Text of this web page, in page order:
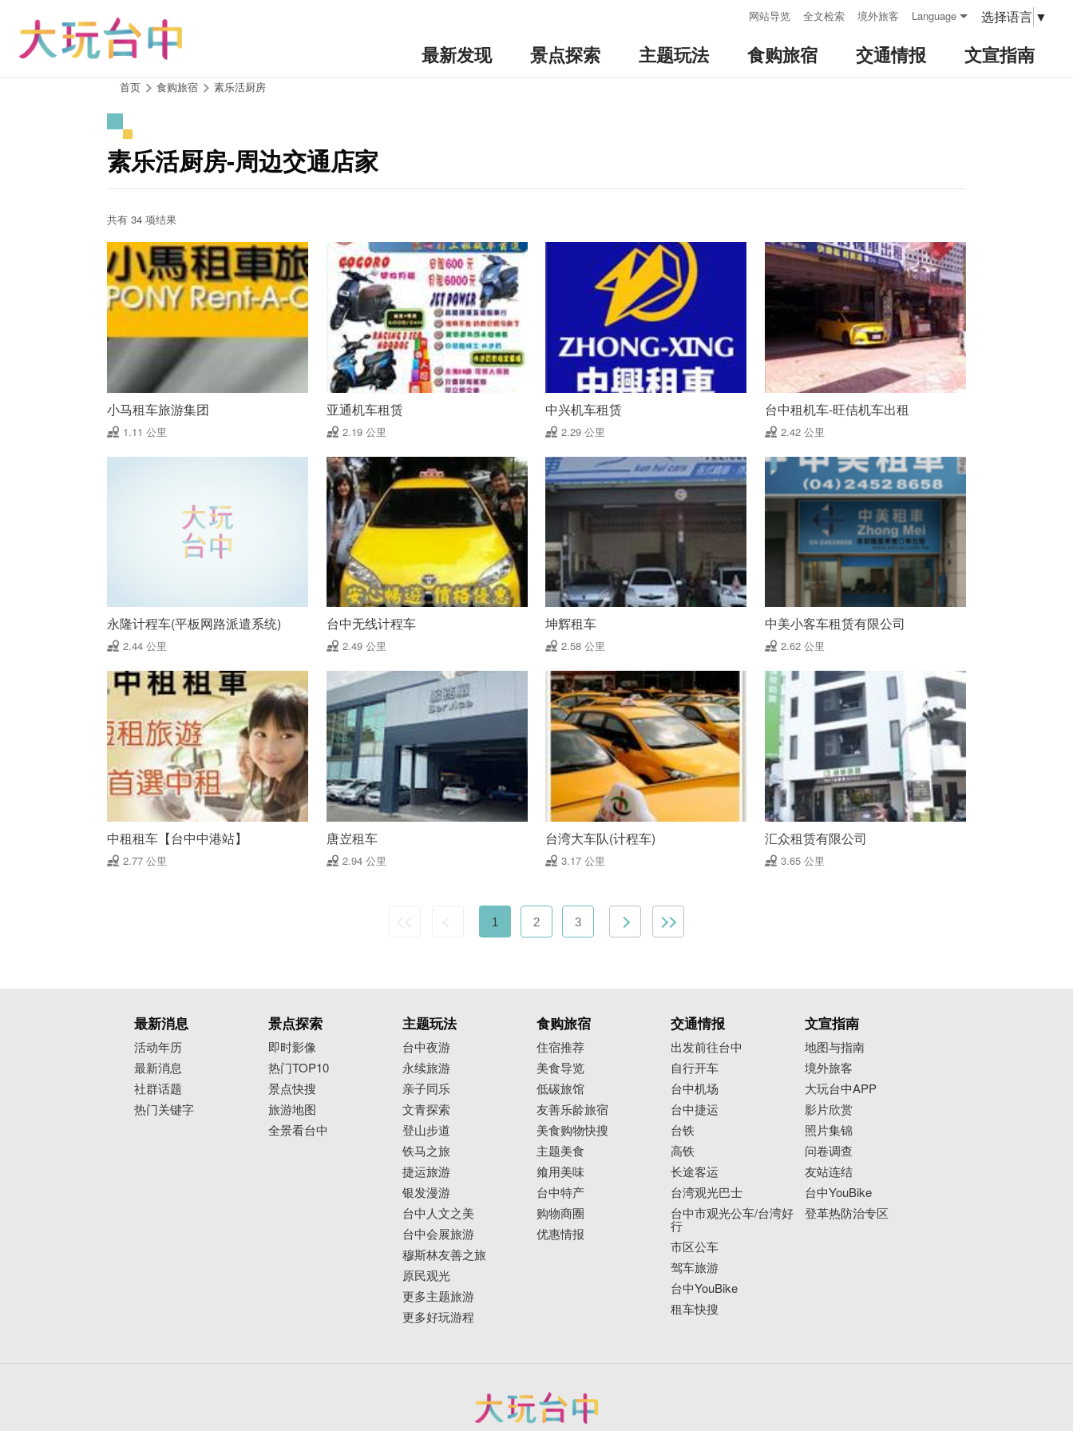
网站导览 全文检索 境外旅客 Language 选择语言 ▼
最新发现 景点探索 主题玩法 食购旅宿 交通情报 文宣指南
首页 食购旅宿 素乐活厨房
素乐活厨房-周边交通店家
共有 34 项结果
小马租车旅游集团
1.11 公里
亚通机车租赁
2.19 公里
中兴机车租赁
2.29 公里
台中租机车-旺佶机车出租
2.42 公里
永隆计程车(平板网路派遣系统)
2.44 公里
台中无线计程车
2.49 公里
坤辉租车
2.58 公里
中美小客车租赁有限公司
2.62 公里
中租租车【台中中港站】
2.77 公里
唐岦租车
2.94 公里
台湾大车队(计程车)
3.17 公里
汇众租赁有限公司
3.65 公里
1 2 3
最新消息
活动年历
最新消息
社群话题
热门关键字
景点探索
即时影像
热门TOP10
景点快搜
旅游地图
全景看台中
主题玩法
台中夜游
永续旅游
亲子同乐
文青探索
登山步道
铁马之旅
捷运旅游
银发漫游
台中人文之美
台中会展旅游
穆斯林友善之旅
原民观光
更多主题旅游
更多好玩游程
食购旅宿
住宿推荐
美食导览
低碳旅馆
友善乐龄旅宿
美食购物快搜
主题美食
飨用美味
台中特产
购物商圈
优惠情报
交通情报
出发前往台中
自行开车
台中机场
台中捷运
台铁
高铁
长途客运
台湾观光巴士
台中市观光公车/台湾好
行
市区公车
驾车旅游
台中YouBike
租车快搜
文宣指南
地图与指南
境外旅客
大玩台中APP
影片欣赏
照片集锦
问卷调查
友站连结
台中YouBike
登革热防治专区